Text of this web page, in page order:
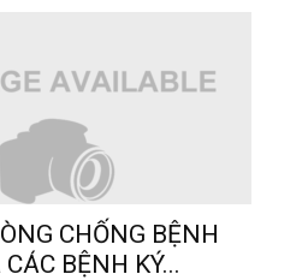
CHỐNG BỆNH
BỆNH KÝ...